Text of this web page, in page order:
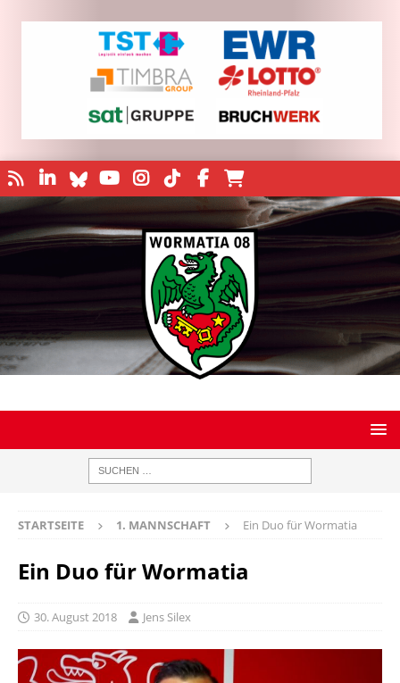
STARTSEITE 1. MANNSCHAFT Ein Duo für Wormatia
Ein Duo für Wormatia
30. August 2018 Jens Silex